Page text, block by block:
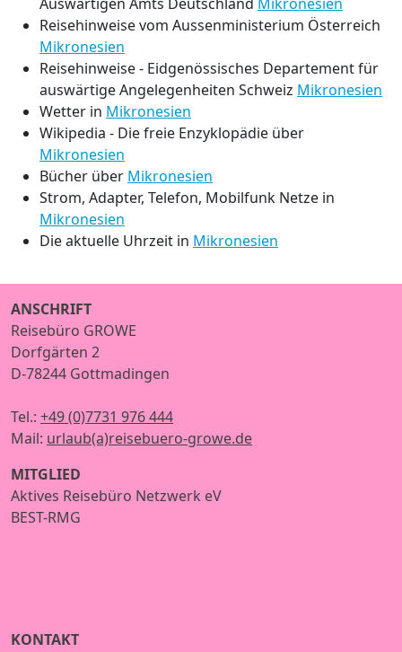
Reisehinweise vom Aussenministerium Österreich
Mikronesien
Reisehinweise - Eidgenössisches Departement für
auswärtige Angelegenheiten Schweiz Mikronesien
Wetter in Mikronesien
Wikipedia - Die freie Enzyklopädie über
Mikronesien
Bücher über Mikronesien
Strom, Adapter, Telefon, Mobilfunk Netze in
Mikronesien
Die aktuelle Uhrzeit in Mikronesien
ANSCHRIFT
Reisebüro GROWE
Dorfgärten 2
D-78244 Gottmadingen
Tel.: +49 (0)7731 976 444
Mail: urlaub(a)reisebuero-growe.de
MITGLIED
Aktives Reisebüro Netzwerk eV
BEST-RMG
KONTAKT